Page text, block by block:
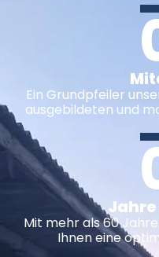
Ein Grundpfeiler
ausgebildeten und
Mit mehr als 60
Ihnen eine